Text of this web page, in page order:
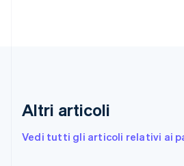
Altri articoli
Vedi tutti gli articoli relativi ai
FrançaisEnglish
DeutschEnglish